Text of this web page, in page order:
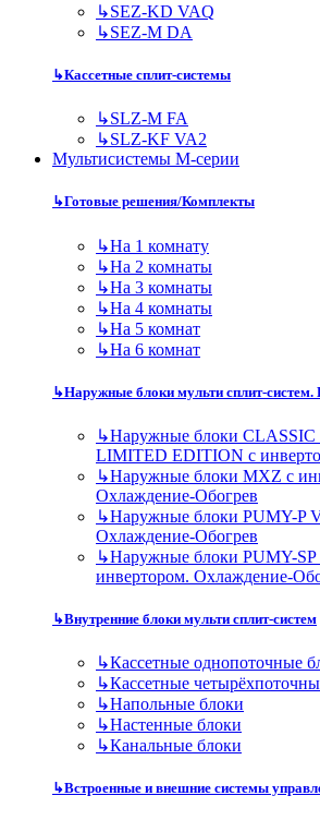
↳SEZ-KD VAQ
↳SEZ-M DA
↳Кассетные сплит-системы
↳SLZ-M FA
↳SLZ-KF VA2
Мультисистемы M-серии
↳Готовые решения/Комплекты
↳На 1 комнату
↳На 2 комнаты
↳На 3 комнаты
↳На 4 комнаты
↳На 5 комнат
↳На 6 комнат
↳Наружные блоки мульти сплит-систем.
↳Наружные блоки CLASSIC
LIMITED EDITION с
↳Наружные блоки MXZ с
Охлаждение-Обогрев
↳Наружные блоки PUMY-P
Охлаждение-Обогрев
↳Наружные блоки PUMY-
инвертором. Охлаждение-
↳Внутренние блоки мульти сплит-систем
↳Кассетные однопоточные
↳Кассетные
↳Напольные блоки
↳Настенные блоки
↳Канальные блоки
↳Встроенные и внешние системы